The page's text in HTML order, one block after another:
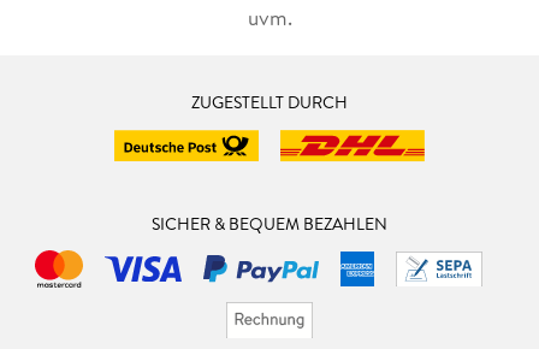
uvm.
ZUGESTELLT DURCH
SICHER & BEQUEM BEZAHLEN